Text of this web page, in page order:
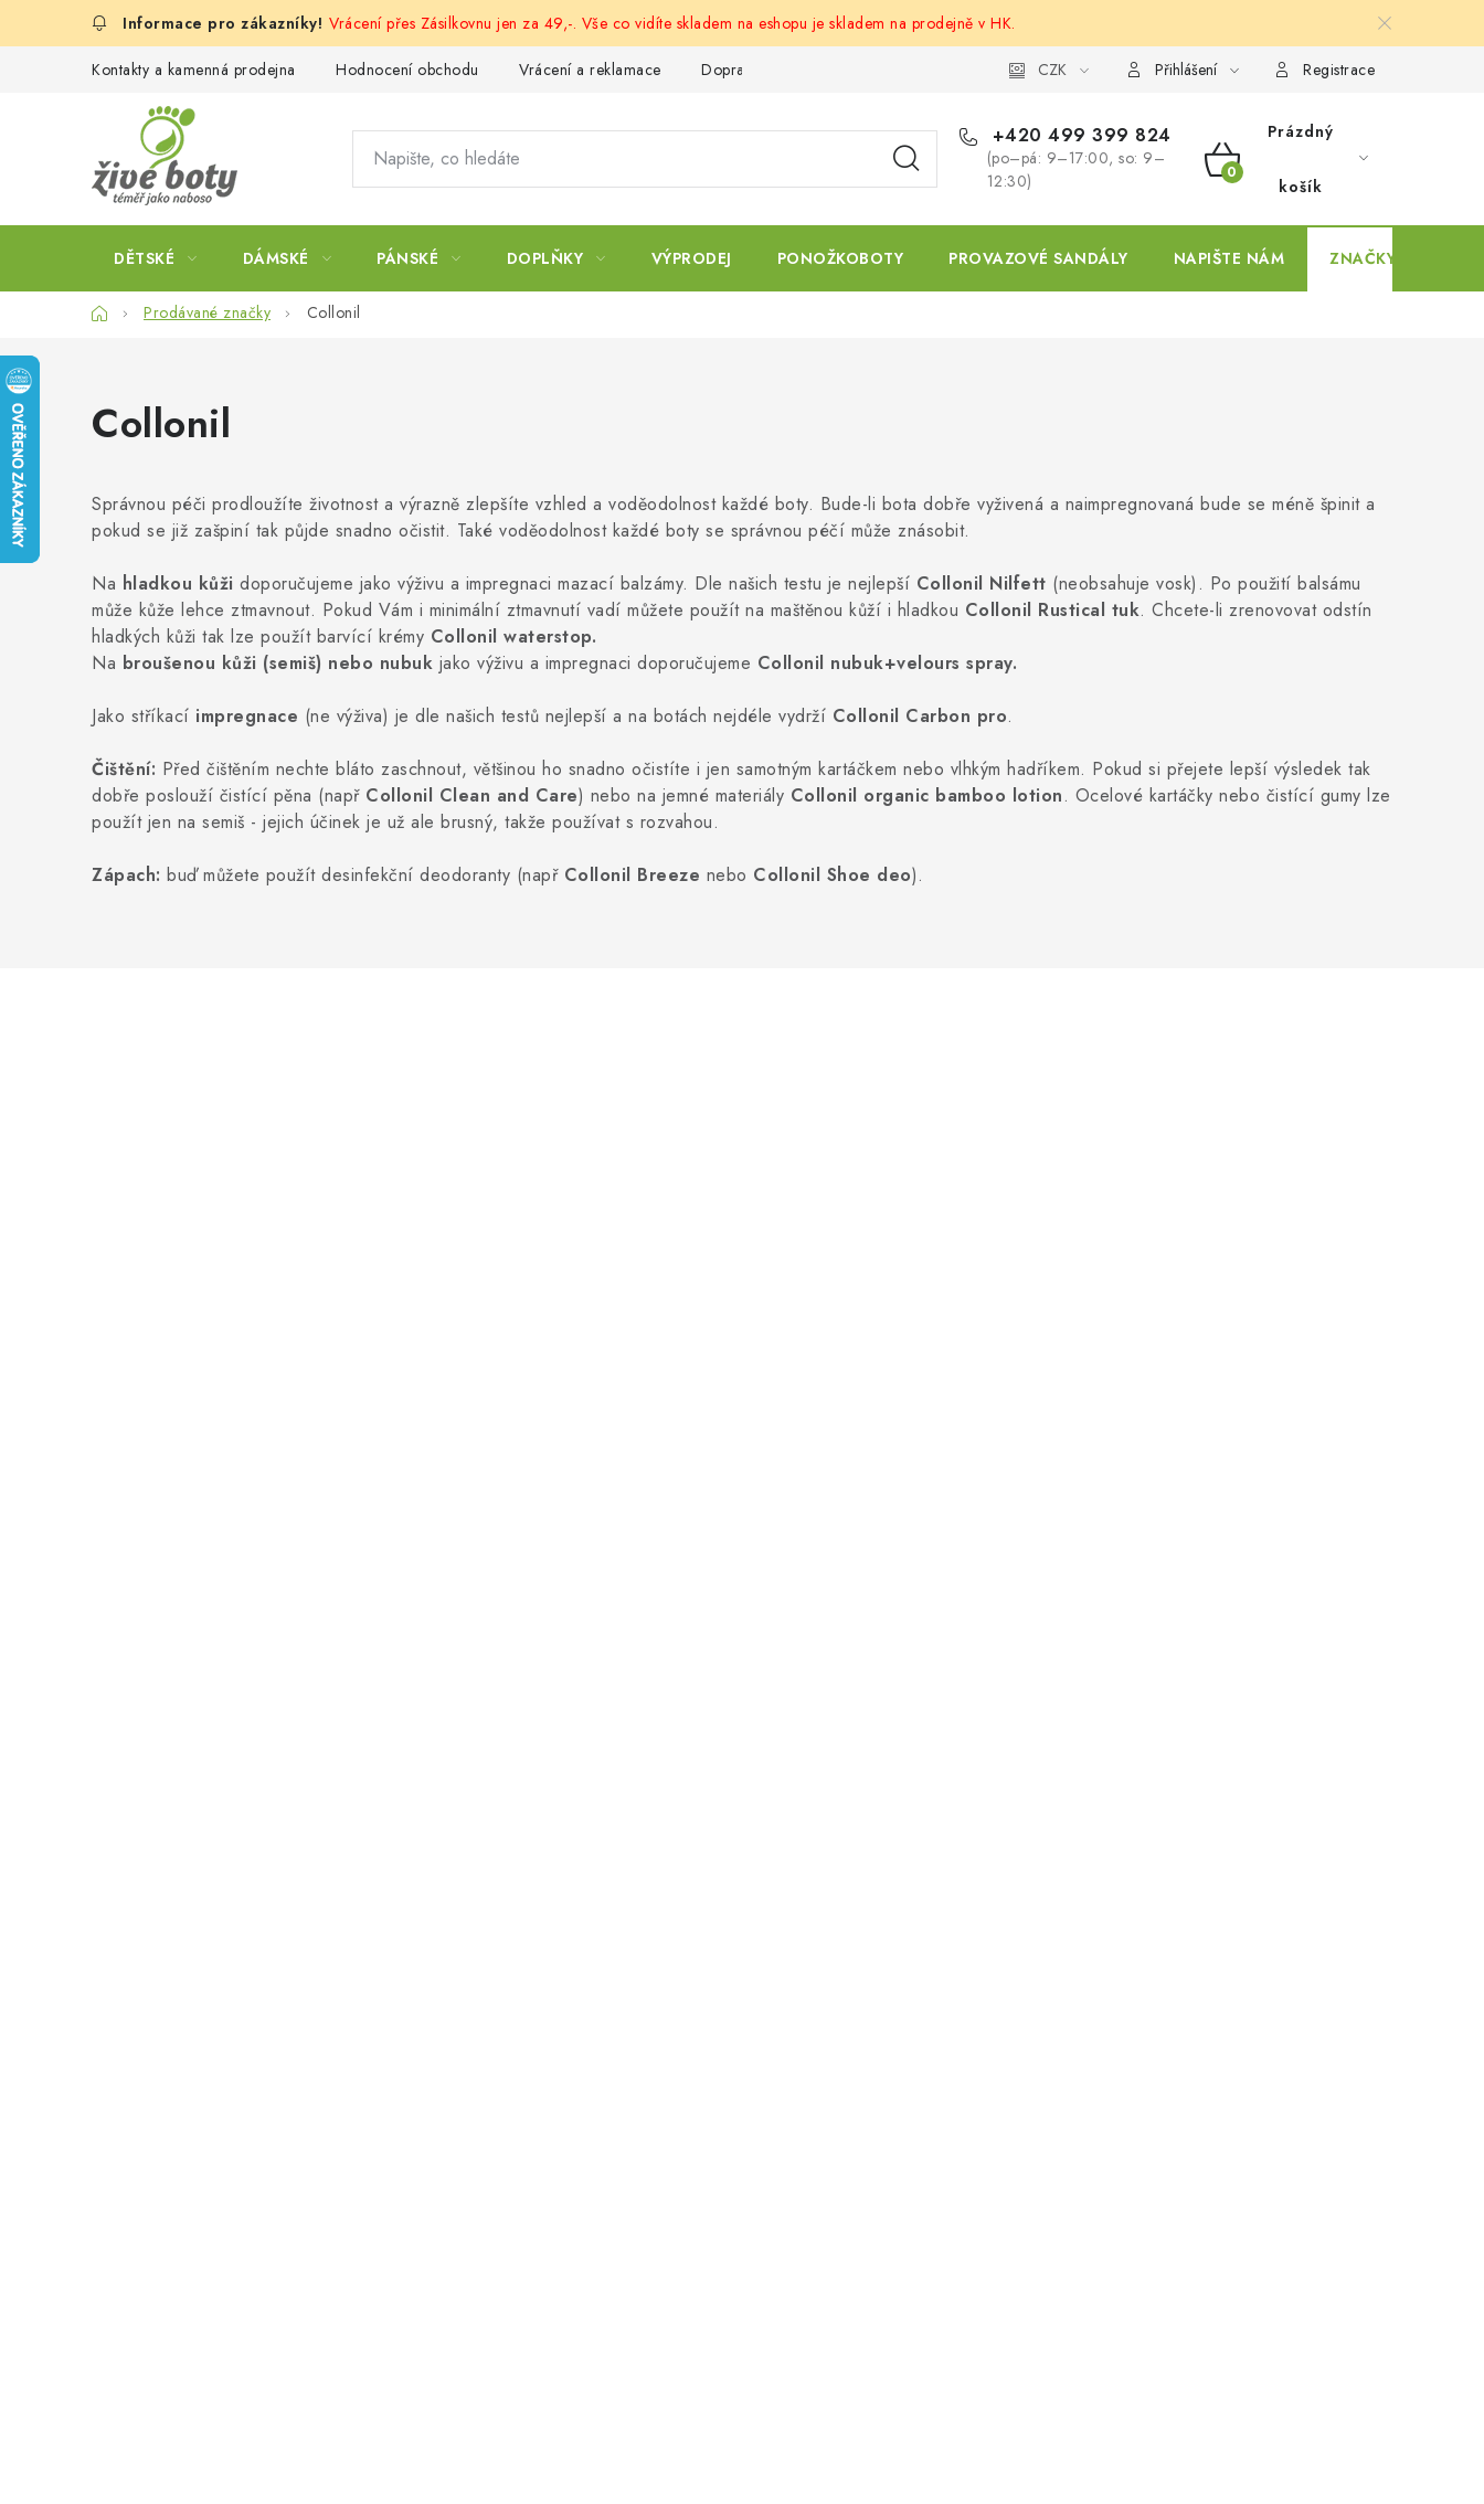
Vrácení přes Zásilkovnu jen za 49,-. Vše co vidíte skladem na eshopu je skladem na prodejně v HK.
Kontakty a kamenná prodejna Hodnocení obchodu Vrácení a reklamace Doprava a platba CZK Přihlášení Registrace
+420 499 399 824
(po–pá: 9–17:00, so: 9–
12:30)
NÁKUPNÍ
KOŠÍK
Prázdný
košík
DĚTSKÉ DÁMSKÉ PÁNSKÉ DOPLŇKY VÝPRODEJ PONOŽKOBOTY PROVAZOVÉ SANDÁLY NAPIŠTE NÁM ZNAČKY
DomůProdávané značky Collonil
Collonil
Správnou péči prodloužíte životnost a výrazně zlepšíte vzhled a voděodolnost každé boty. Bude-li bota dobře vyživená a naimpregnovaná bude se méně špinit a
pokud se již zašpiní tak půjde snadno očistit. Také voděodolnost každé boty se správnou péčí může znásobit.
Na hladkou kůži doporučujeme jako výživu a impregnaci mazací balzámy. Dle našich testu je nejlepší Collonil Nilfett (neobsahuje vosk). Po použití balsámu
může kůže lehce ztmavnout. Pokud Vám i minimální ztmavnutí vadí můžete použít na maštěnou kůží i hladkou Collonil Rustical tuk. Chcete-li zrenovovat odstín
hladkých kůži tak lze použít barvící krémy Collonil waterstop.
Na broušenou kůži (semiš) nebo nubuk jako výživu a impregnaci doporučujeme Collonil nubuk+velours spray.
Jako stříkací impregnace (ne výživa) je dle našich testů nejlepší a na botách nejdéle vydrží Collonil Carbon pro.
Čištění: Před čištěním nechte bláto zaschnout, většinou ho snadno očistíte i jen samotným kartáčkem nebo vlhkým hadříkem. Pokud si přejete lepší výsledek tak
dobře poslouží čistící pěna (např Collonil Clean and Care) nebo na jemné materiály Collonil organic bamboo lotion. Ocelové kartáčky nebo čistící gumy lze
použít jen na semiš - jejich účinek je už ale brusný, takže používat s rozvahou.
Zápach: buď můžete použít desinfekční deodoranty (např Collonil Breeze nebo Collonil Shoe deo).